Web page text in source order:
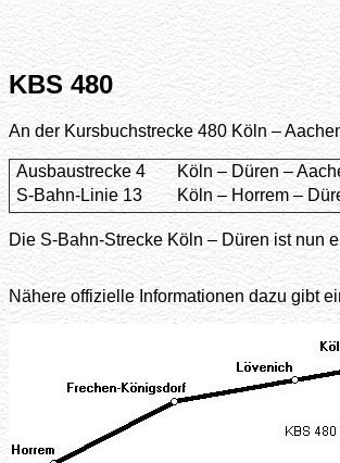
KBS 480
An der Kursbuchstrecke 480 Köln –
Ausbaustrecke 4
Köln – Düren –
S-Bahn-Linie 13
Köln – Horrem –
Die S-Bahn-Strecke Köln – Düren ist nun
Nähere offizielle Informationen dazu gibt